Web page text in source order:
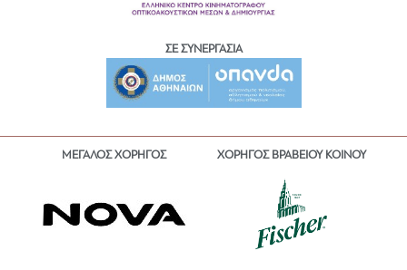
ΣΕ ΣΥΝΕΡΓΑΣΙΑ
ΜΕΓΑΛΟΣ ΧΟΡΗΓΟΣ ΧΟΡΗΓΟΣ ΒΡΑΒΕΙΟΥ ΚΟΙΝΟΥ